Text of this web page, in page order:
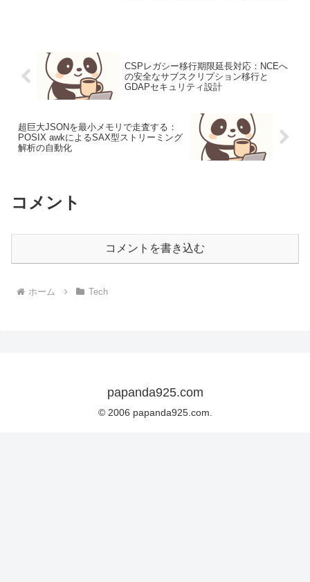
CSPレガシー移行期限延長対応：NCEへ
の安全なサブスクリプション移行と
GDAPセキュリティ設計
超巨大JSONを最小メモリで走査する：
POSIX awkによるSAX型ストリーミング
解析の自動化
コメント
コメントを書き込む
ホーム Tech
papanda925.com
© 2006 papanda925.com.